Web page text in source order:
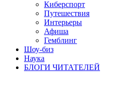
Киберспорт
Путешествия
Интерьеры
Афиша
Гемблинг
Шоу-биз
Наука
БЛОГИ ЧИТАТЕЛЕЙ